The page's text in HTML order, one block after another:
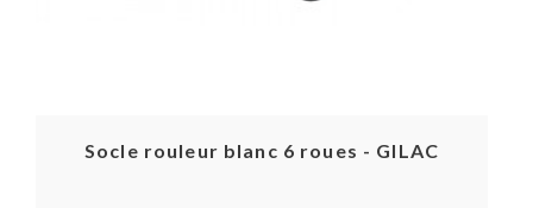
Socle rouleur blanc 6 roues - GILAC